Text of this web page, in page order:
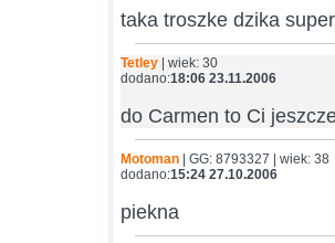
taka troszke dzika
Tetley | wiek: 30
dodano:18:06 23.11.2006
do Carmen to Ci
Motoman | GG: 8793327 | wiek: 38
dodano:15:24 27.10.2006
piekna